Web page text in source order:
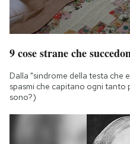
9 cose strane che
Dalla "sindrome della testa che
spasmi che capitano ogni tanto
sono?)